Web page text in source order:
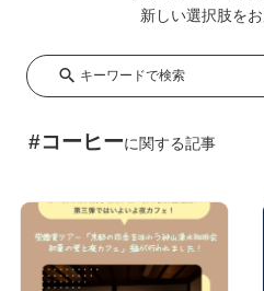
新しい選択肢をお
キ
ー
ー
キーワードで検索
#コーヒーに関する記事